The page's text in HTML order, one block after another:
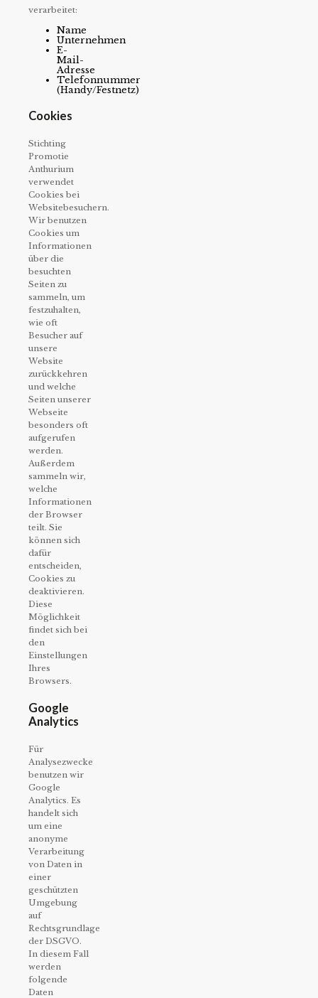
verarbeitet:
Name
Unternehmen
E-
Mail-
Adresse
Telefonnummer
(Handy/Festnetz)
Cookies
Stichting
Promotie
Anthurium
verwendet
Cookies bei
Websitebesuchern.
Wir benutzen
Cookies um
Informationen
über die
besuchten
Seiten zu
sammeln, um
festzuhalten,
wie oft
Besucher auf
unsere
Website
zurückkehren
und welche
Seiten unserer
Webseite
besonders oft
aufgerufen
werden.
Außerdem
sammeln wir,
welche
Informationen
der Browser
teilt. Sie
können sich
dafür
entscheiden,
Cookies zu
deaktivieren.
Diese
Möglichkeit
findet sich bei
den
Einstellungen
Ihres
Browsers.
Google
Analytics
Für
Analysezwecke
benutzen wir
Google
Analytics. Es
handelt sich
um eine
anonyme
Verarbeitung
von Daten in
einer
geschützten
Umgebung
auf
Rechtsgrundlage
der DSGVO.
In diesem Fall
werden
folgende
Daten